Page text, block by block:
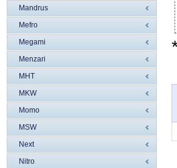
Mandrus
Mefro
Megami
Menzari
MHT
MKW
Momo
MSW
Next
Nitro